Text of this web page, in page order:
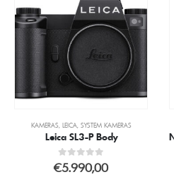
KAMERAS LEICA, SYSTEM KAMERAS
Leica SL3-P Body
0 out of 5
€5.990,00